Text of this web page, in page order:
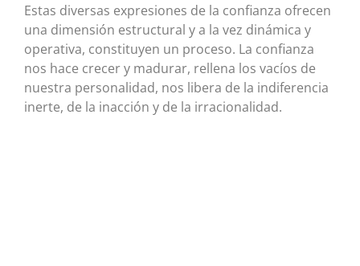
Estas diversas expresiones de la confianza ofrecen
una dimensión estructural y a la vez dinámica y
operativa, constituyen un proceso. La confianza
nos hace crecer y madurar, rellena los vacíos de
nuestra personalidad, nos libera de la indiferencia
inerte, de la inacción y de la irracionalidad.